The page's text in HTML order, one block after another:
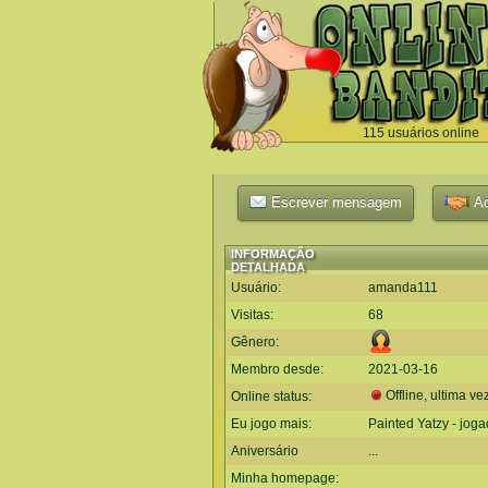
115 usuários online
`
Escrever mensagem
INFORMAÇÃO
DETALHADA
Usuário:
amanda111
Visitas:
68
Gênero:
Membro desde:
2021-03-16
Online status:
Offline, ultima
Eu jogo mais:
Painted Yatzy -
Aniversário
...
Minha homepage: